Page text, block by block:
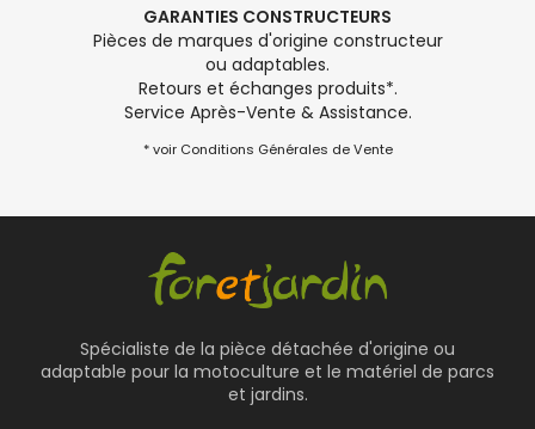
GARANTIES CONSTRUCTEURS
Pièces de marques d'origine constructeur
ou adaptables.
Retours et échanges produits*.
Service Après-Vente & Assistance.
* voir Conditions Générales de Vente
Spécialiste de la pièce détachée d'origine ou
adaptable pour la motoculture et le matériel de parcs
et jardins.